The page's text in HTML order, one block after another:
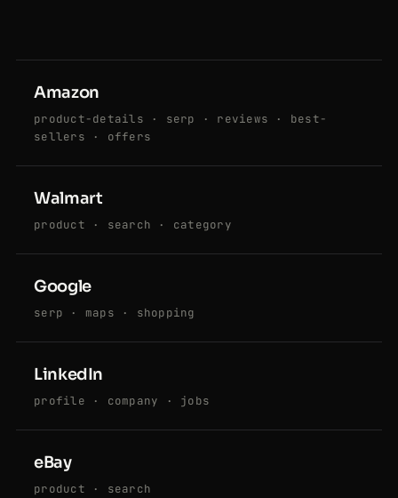
Amazon
product-details · serp · reviews · best-
sellers · offers
Walmart
product · search · category
Google
serp · maps · shopping
LinkedIn
profile · company · jobs
eBay
product · search